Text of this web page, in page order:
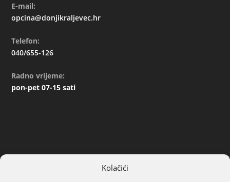
Kolačići
E-mail:
opcina@donjikraljevec.hr
Telefon:
040/655-126
Radno vrijeme:
pon-pet 07-15 sati